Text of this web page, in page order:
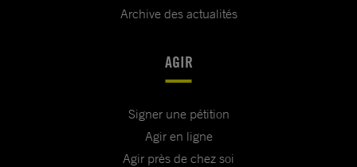
Archive des actualités
AGIR
Signer une pétition
Agir en ligne
Agir près de chez soi